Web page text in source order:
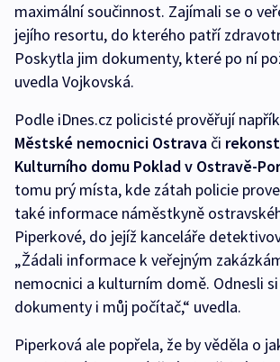
maximální součinnost. Zajímali se o
jejího resortu, do kterého patří
Poskytla jim dokumenty, které po ní
uvedla Vojkovská.
Podle iDnes.cz policisté prověřují
Městské nemocnici Ostrava či
Kulturního domu Poklad v Ostravě-
tomu prý místa, kde zátah policie
také informace náměstkyně
Piperkové, do jejíž kanceláře
„Žádali informace k veřejným
nemocnici a kulturním domě. Odnesli
dokumenty i můj počítač,“ uvedla.
Piperková ale popřela, že by věděla o